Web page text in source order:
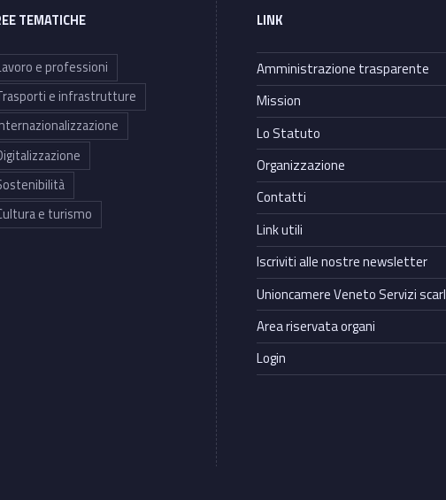
TEMATICHE
e professioni
e infrastrutture
e turismo
LINK
Amministrazione trasparente
Mission
Lo Statuto
Organizzazione
Contatti
Link utili
Iscriviti alle nostre newsletter
Unioncamere Veneto Servizi scarl
Area riservata organi
Login